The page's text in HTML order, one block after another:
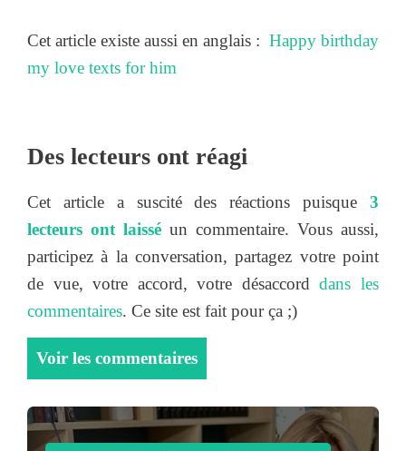
Cet article existe aussi en anglais : Happy birthday
my love texts for him
Des lecteurs ont réagi
Cet article a suscité des réactions puisque 3
lecteurs ont laissé un commentaire. Vous aussi,
participez à la conversation, partagez votre point
de vue, votre accord, votre désaccorddans les
commentaires. Ce site est fait pour ça ;)
Voir les commentaires